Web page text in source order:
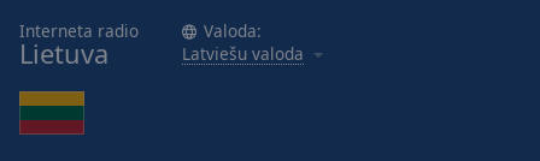
Font
Family
Interneta radio
Lietuva
Valoda:
Latviešu valoda